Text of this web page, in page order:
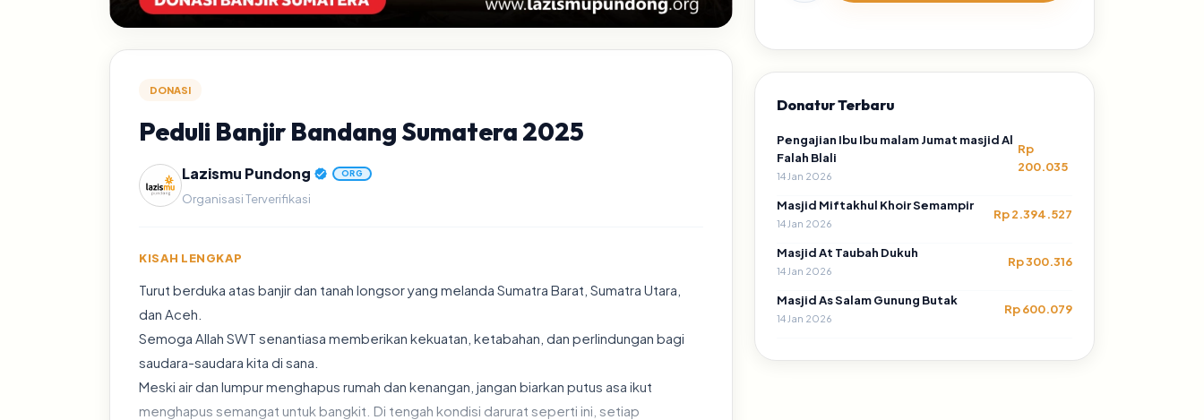
DONASI
Peduli Banjir Bandang Sumatera 2025
Lazismu Pundong ORG
Organisasi Terverifikasi
KISAH LENGKAP
Turut berduka atas banjir dan tanah longsor yang melanda Sumatra Barat, Sumatra Utara,
dan Aceh.
Semoga Allah SWT senantiasa memberikan kekuatan, ketabahan, dan perlindungan bagi
saudara-saudara kita di sana.
Meski air dan lumpur menghapus rumah dan kenangan, jangan biarkan putus asa ikut
menghapus semangat untuk bangkit. Di tengah kondisi darurat seperti ini, setiap
Donatur Terbaru
Pengajian Ibu Ibu malam Jumat masjid Al
Falah Blali
14 Jan 2026
Rp
200.035
Masjid Miftakhul Khoir Semampir
14 Jan 2026
Rp 2.394.527
Masjid At Taubah Dukuh
14 Jan 2026
Rp 300.316
Masjid As Salam Gunung Butak
14 Jan 2026
Rp 600.079